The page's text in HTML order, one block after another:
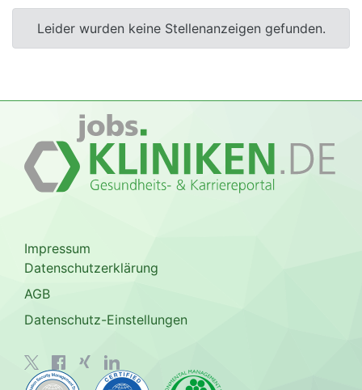
Leider wurden keine Stellenanzeigen gefunden.
Impressum
Datenschutzerklärung
AGB
Datenschutz-Einstellungen